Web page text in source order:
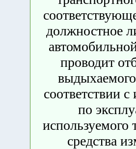
должностное
проводит
соответствии
по
используемого
средства